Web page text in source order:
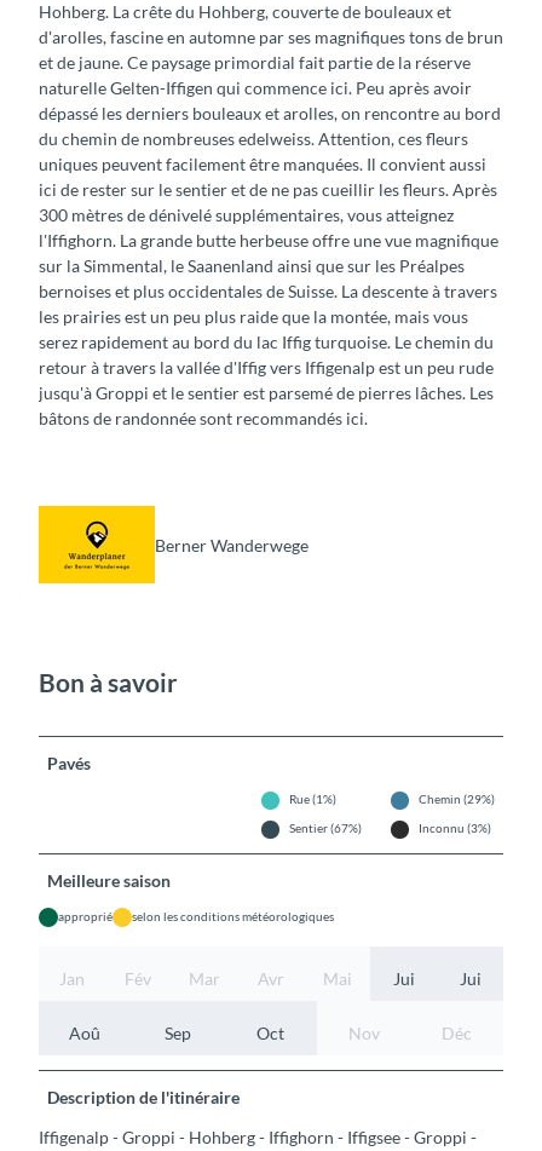
Hohberg. La crête du Hohberg, couverte de bouleaux et
d'arolles, fascine en automne par ses magnifiques tons de brun
et de jaune. Ce paysage primordial fait partie de la réserve
naturelle Gelten-Iffigen qui commence ici. Peu après avoir
dépassé les derniers bouleaux et arolles, on rencontre au bord
du chemin de nombreuses edelweiss. Attention, ces fleurs
uniques peuvent facilement être manquées. Il convient aussi
ici de rester sur le sentier et de ne pas cueillir les fleurs. Après
300 mètres de dénivelé supplémentaires, vous atteignez
l'Iffighorn. La grande butte herbeuse offre une vue magnifique
sur la Simmental, le Saanenland ainsi que sur les Préalpes
bernoises et plus occidentales de Suisse. La descente à travers
les prairies est un peu plus raide que la montée, mais vous
serez rapidement au bord du lac Iffig turquoise. Le chemin du
retour à travers la vallée d'Iffig vers Iffigenalp est un peu rude
jusqu'à Groppi et le sentier est parsemé de pierres lâches. Les
bâtons de randonnée sont recommandés ici.
Berner Wanderwege
Bon à savoir
Pavés
Rue (1%)
Chemin (29%)
Sentier (67%)
Inconnu (3%)
Meilleure saison
approprié selon les conditions météorologiques
Jan Fév Mar Avr Mai Jui Jui
Aoû Sep Oct Nov Déc
Description de l'itinéraire
Iffigenalp - Groppi - Hohberg - Iffighorn - Iffigsee - Groppi -